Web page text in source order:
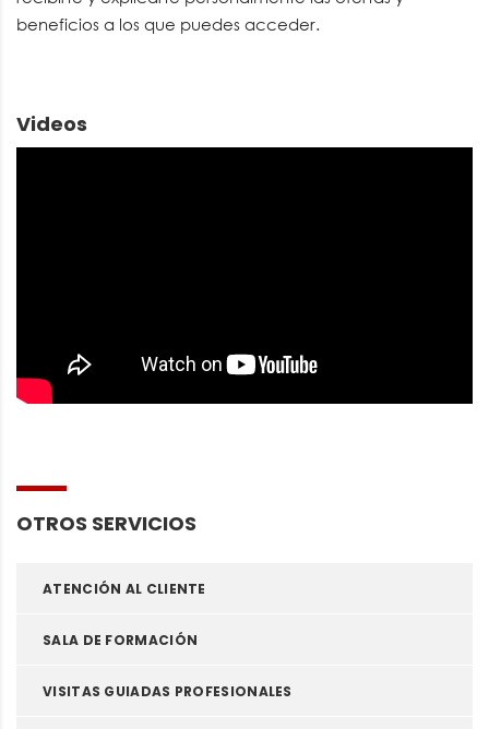
beneficios a los que puedes acceder.
Videos
OTROS SERVICIOS
ATENCIÓN AL CLIENTE
SALA DE FORMACIÓN
VISITAS GUIADAS PROFESIONALES